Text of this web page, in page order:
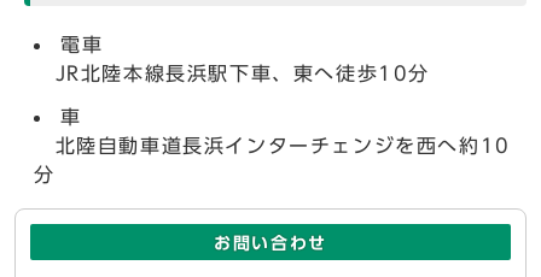
電車
JR北陸本線長浜駅下車、東へ徒歩10分
車
北陸自動車道長浜インターチェンジを西へ約10
分
お問い合わせ